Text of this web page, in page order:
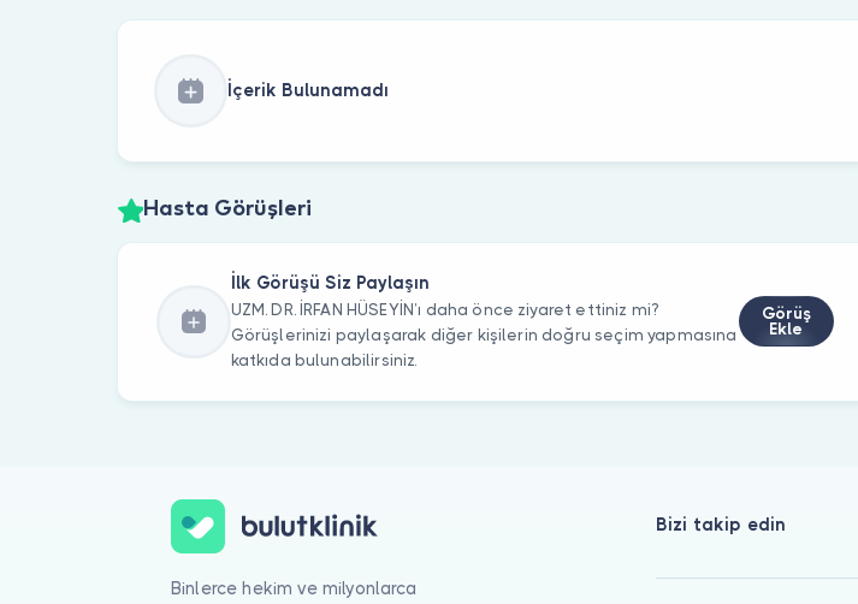
İçerik Bulunamadı
Hasta Görüşleri
İlk Görüşü Siz Paylaşın
UZM. DR. İRFAN HÜSEYİN’ı daha önce ziyaret ettiniz mi?
Görüşlerinizi paylaşarak diğer kişilerin doğru seçim yapmasına
katkıda bulunabilirsiniz.
Görüş
Ekle
Binlerce hekim ve milyonlarca
Bizi takip edin